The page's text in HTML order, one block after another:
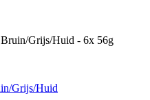
Grijs/Huid - 6x 56g